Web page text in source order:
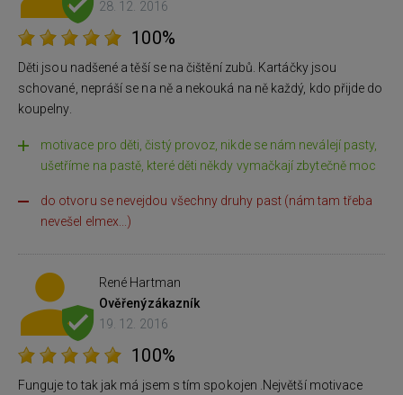
28. 12. 2016
100%
Děti jsou nadšené a těší se na čištění zubů. Kartáčky jsou
schované, nepráší se na ně a nekouká na ně každý, kdo přijde do
koupelny.
motivace pro děti, čistý provoz, nikde se nám neválejí pasty,
ušetříme na pastě, které děti někdy vymačkají zbytečně moc
do otvoru se nevejdou všechny druhy past (nám tam třeba
nevešel elmex...)
René Hartman
Ověřenýzákazník
19. 12. 2016
100%
Funguje to tak jak má jsem s tím spokojen .Největší motivace